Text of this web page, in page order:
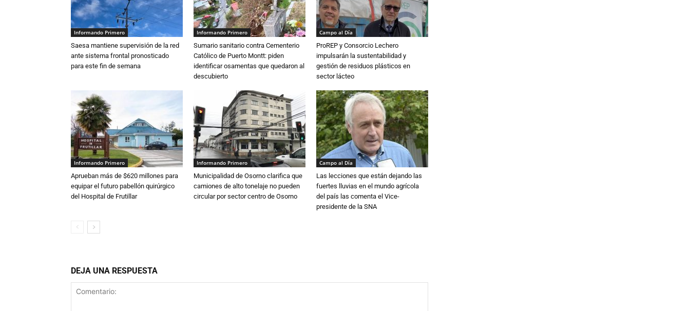
Informando Primero
Saesa mantiene supervisión de la red
ante sistema frontal pronosticado
para este fin de semana
Informando Primero
Sumario sanitario contra Cementerio
Católico de Puerto Montt: piden
identificar osamentas que quedaron al
descubierto
Campo al Día
ProREP y Consorcio Lechero
impulsarán la sustentabilidad y
gestión de residuos plásticos en
sector lácteo
Informando Primero
Aprueban más de $620 millones para
equipar el futuro pabellón quirúrgico
del Hospital de Frutillar
Informando Primero
Municipalidad de Osorno clarifica que
camiones de alto tonelaje no pueden
circular por sector centro de Osorno
Campo al Día
Las lecciones que están dejando las
fuertes lluvias en el mundo agrícola
del país las comenta el Vice-
presidente de la SNA
DEJA UNA RESPUESTA